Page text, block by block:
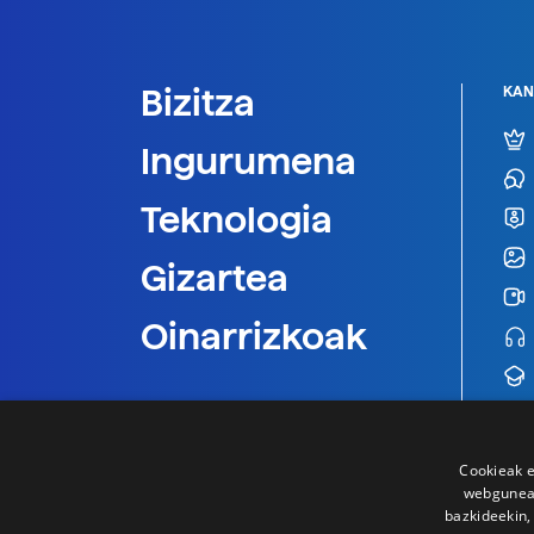
Bizitza
Ingurumena
Teknologia
Gizartea
Oinarrizkoak
Cookieak